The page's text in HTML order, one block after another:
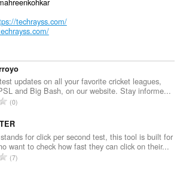
techrayss.com/
updates on all your favorite cricket leagues,
and Big Bash, on our website. Stay informe...
Ö
s
z
e
s
0
for click per second test, this tool is built for
want to check how fast they can click on their...
Ö7